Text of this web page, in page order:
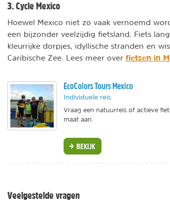
3. Cycle Mexico
Hoewel Mexico niet zo vaak vernoemd
een bijzonder veelzijdig fietsland. Fiets
kleurrijke dorpjes, idyllische stranden en
Caribische Zee. Lees meer over fietsen in
EcoColors Tours Mexico
Individuele reis
Vraag een natuurreis of actieve
maat aan.
BEKIJK
Veelgestelde vragen